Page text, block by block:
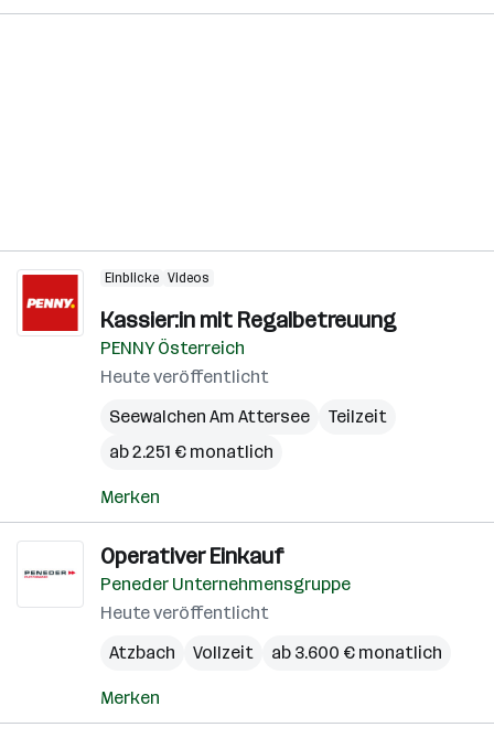
Einblicke Videos
Kassier:in mit Regalbetreuung
PENNY Österreich
Heute veröffentlicht
Seewalchen Am Attersee
Teilzeit
ab 2.251 € monatlich
Merken
Operativer Einkauf
Peneder Unternehmensgruppe
Heute veröffentlicht
Atzbach
Vollzeit ab 3.600 € monatlich
Merken